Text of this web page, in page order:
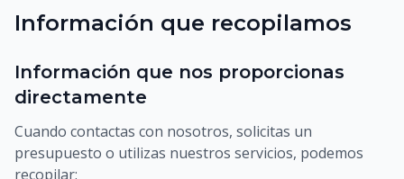
Información que recopilamos
Información que nos proporcionas
directamente
Cuando contactas con nosotros, solicitas un
presupuesto o utilizas nuestros servicios, podemos
recopilar: